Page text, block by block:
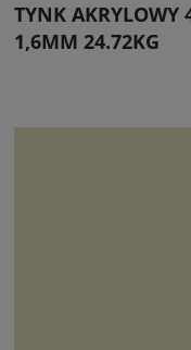
TYNK AKRYLOWY
1,6MM 24.72KG